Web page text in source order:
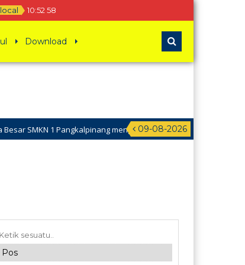
local 10:52 58
Download
09-08-2026
SMKN 1 Pangkalpinang mengucapkan Selamat Hari Raya Idul